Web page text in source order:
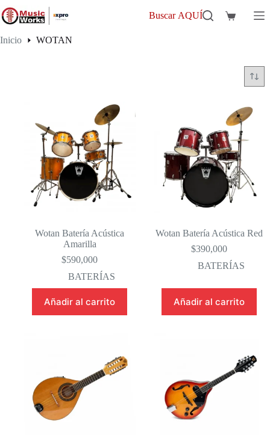
al
contenido
Buscar AQUÍ
Carro
Inicio
WOTAN
Wotan Batería Acústica
Amarilla
$590,000
BATERÍAS
Añadir al carrito
Wotan Batería Acústica Red
$390,000
BATERÍAS
Añadir al carrito